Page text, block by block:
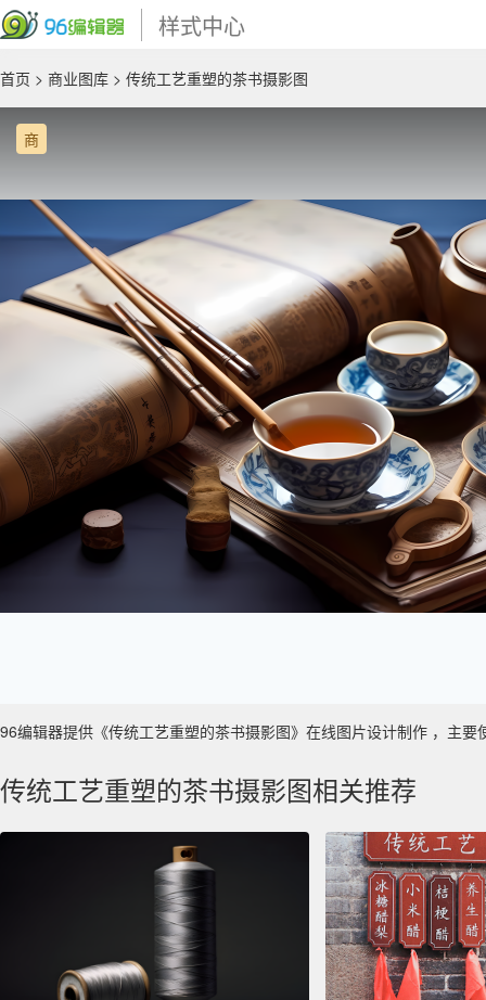
样式中心
首页 > 商业图库 > 传统工艺重塑的茶书摄影图
商
96编辑器提供《传统工艺重塑的茶书摄影图》在线图片设计制作 ，主
传统工艺重塑的茶书摄影图相关推荐